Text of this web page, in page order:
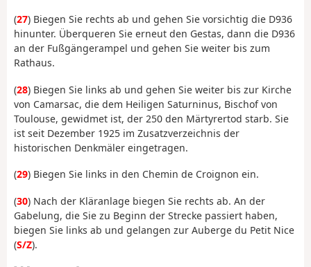
(27) Biegen Sie rechts ab und gehen Sie vorsichtig die D936
hinunter. Überqueren Sie erneut den Gestas, dann die D936
an der Fußgängerampel und gehen Sie weiter bis zum
Rathaus.
(28) Biegen Sie links ab und gehen Sie weiter bis zur Kirche
von Camarsac, die dem Heiligen Saturninus, Bischof von
Toulouse, gewidmet ist, der 250 den Märtyrertod starb. Sie
ist seit Dezember 1925 im Zusatzverzeichnis der
historischen Denkmäler eingetragen.
(29) Biegen Sie links in den Chemin de Croignon ein.
(30) Nach der Kläranlage biegen Sie rechts ab. An der
Gabelung, die Sie zu Beginn der Strecke passiert haben,
biegen Sie links ab und gelangen zur Auberge du Petit Nice
(S/Z).